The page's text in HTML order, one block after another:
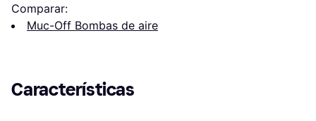
Comparar:
Muc-Off Bombas de aire
Características